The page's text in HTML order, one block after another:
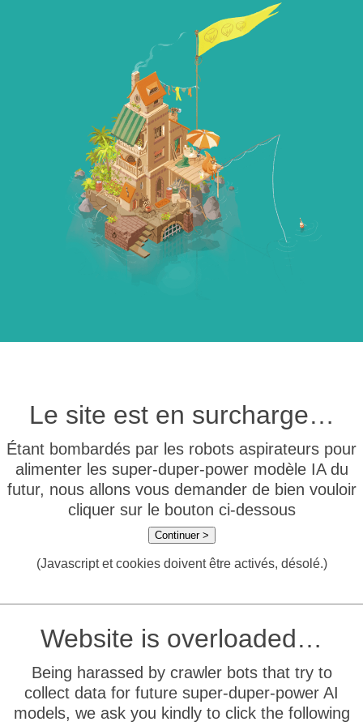
Le site est en surcharge…
Étant bombardés par les robots aspirateurs pour
alimenter les super-duper-power modèle IA du
futur, nous allons vous demander de bien vouloir
cliquer sur le bouton ci-dessous
Continuer >
(Javascript et cookies doivent être activés, désolé.)
Website is overloaded…
Being harassed by crawler bots that try to
collect data for future super-duper-power AI
models, we ask you kindly to click the following